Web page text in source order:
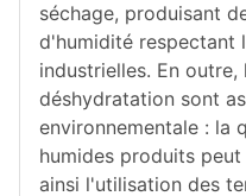
séchage, produisant
d'humidité respectant
industrielles. En
déshydratation sont
environnementale : la
humides produits
ainsi l'utilisation des